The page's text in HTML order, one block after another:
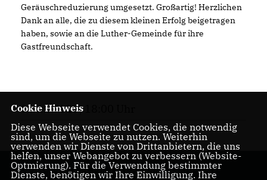
Geräuschreduzierung umgesetzt. Großartig! Herzlichen
Dank an alle, die zu diesem kleinen Erfolg beigetragen
haben, sowie an die Luther-Gemeinde für ihre
Gastfreundschaft.
08.12.2023, 18:00 Uhr
Cookie Hinweis
Diese Webseite verwendet Cookies, die notwendig
sind, um die Webseite zu nutzen. Weiterhin
verwenden wir Dienste von Drittanbietern, die uns
helfen, unser Webangebot zu verbessern (Website-
Optmierung). Für die Verwendung bestimmter
Dienste, benötigen wir Ihre Einwilligung. Ihre